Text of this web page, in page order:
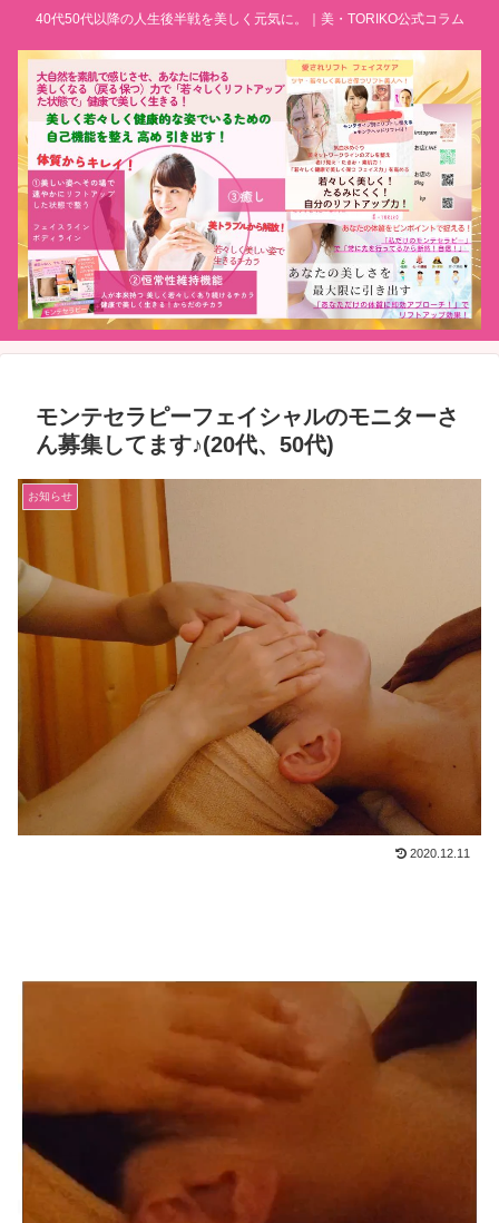
40代50代以降の人生後半戦を美しく元気に。｜美・TORIKO公式コラム
モンテセラピーフェイシャルのモニターさ
ん募集してます♪(20代、50代)
お知らせ
2020.12.11